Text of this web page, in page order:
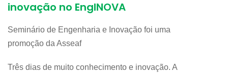
inovação no EngINOVA
Seminário de Engenharia e Inovação foi uma
promoção da Asseaf
Três dias de muito conhecimento e inovação. A